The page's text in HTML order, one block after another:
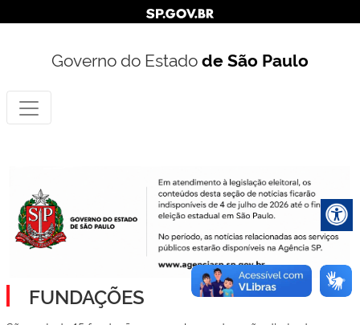
Governo do Estadode São Paulo
FUNDAÇÕES